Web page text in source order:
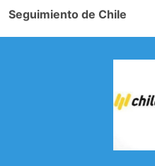
Seguimiento de Chile